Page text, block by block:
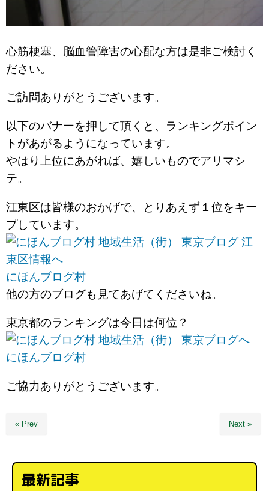
心筋梗塞、脳血管障害の心配な方は是非ご検討く
ださい。
ご訪問ありがとうございます。
以下のバナーを押して頂くと、ランキングポイン
トがあがるようになっています。
やはり上位にあがれば、嬉しいものでアリマシ
テ。
江東区は皆様のおかげで、とりあえず１位をキー
プしています。
にほんブログ村
他の方のブログも見てあげてくださいね。
東京都のランキングは今日は何位？
にほんブログ村
ご協力ありがとうございます。
« Prev Next »
最新記事